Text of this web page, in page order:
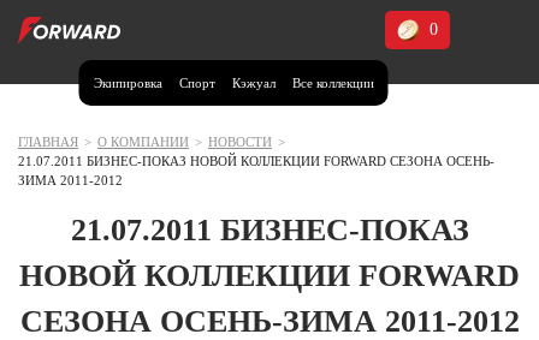
Экипировка Спорт Кэжуал Все коллекции
0
Москва и МО
Волгоградская область (1)
ГЛАВНАЯ > О КОМПАНИИ > НОВОСТИ >
21.07.2011 БИЗНЕС-ПОКАЗ НОВОЙ КОЛЛЕКЦИИ FORWARD СЕЗОНА ОСЕНЬ-
ЗИМА 2011-2012
21.07.2011 БИЗНЕС-ПОКАЗ
НОВОЙ КОЛЛЕКЦИИ FORWARD
СЕЗОНА ОСЕНЬ-ЗИМА 2011-2012